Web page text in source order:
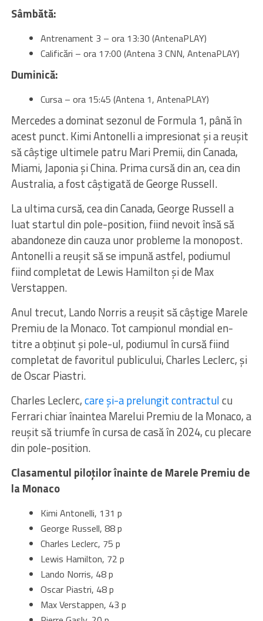
Sâmbătă:
Antrenament 3 – ora 13:30 (AntenaPLAY)
Calificări – ora 17:00 (Antena 3 CNN, AntenaPLAY)
Duminică:
Cursa – ora 15:45 (Antena 1, AntenaPLAY)
Mercedes a dominat sezonul de Formula 1, până în
acest punct. Kimi Antonelli a impresionat şi a reuşit
să câştige ultimele patru Mari Premii, din Canada,
Miami, Japonia şi China. Prima cursă din an, cea din
Australia, a fost câştigată de George Russell.
La ultima cursă, cea din Canada, George Russell a
luat startul din pole-position, fiind nevoit însă să
abandoneze din cauza unor probleme la monopost.
Antonelli a reuşit să se impună astfel, podiumul
fiind completat de Lewis Hamilton şi de Max
Verstappen.
Anul trecut, Lando Norris a reuşit să câştige Marele
Premiu de la Monaco. Tot campionul mondial en-
titre a obţinut şi pole-ul, podiumul în cursă fiind
completat de favoritul publicului, Charles Leclerc, şi
de Oscar Piastri.
Charles Leclerc,care şi-a prelungit contractulcu
Ferrari chiar înaintea Marelui Premiu de la Monaco, a
reuşit să triumfe în cursa de casă în 2024, cu plecare
din pole-position.
Clasamentul piloţilor înainte de Marele Premiu de
la Monaco
Kimi Antonelli, 131 p
George Russell, 88 p
Charles Leclerc, 75 p
Lewis Hamilton, 72 p
Lando Norris, 48 p
Oscar Piastri, 48 p
Max Verstappen, 43 p